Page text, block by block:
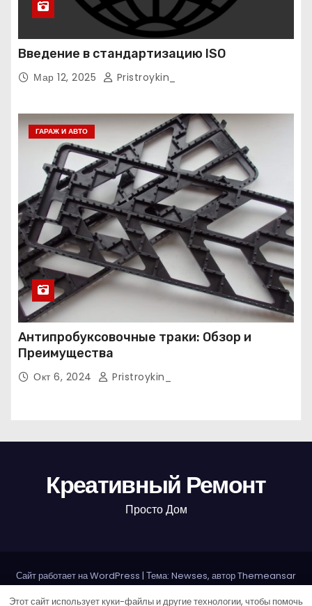
Введение в стандартизацию ISO
Мар 12, 2025 Pristroykin_
ГАРАЖ И АВТО
Антипробуксовочные траки: Обзор и
Преимущества
Окт 6, 2024 Pristroykin_
Креативный Ремонт
Просто Дом
Сайт работает на WordPress | Тема: Newses, авторThemeansar
Этот сайт использует куки-файлы и другие технологии, чтобы помочь